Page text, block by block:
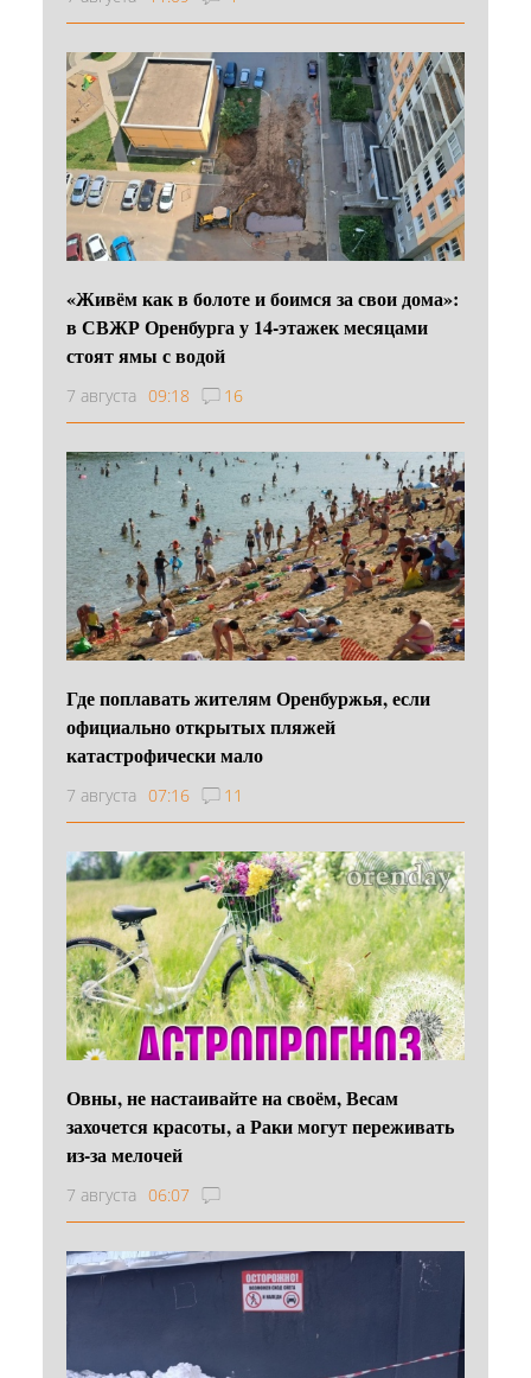
«Живём как в болоте и боимся за свои дома»:
в СВЖР Оренбурга у 14-этажек месяцами
стоят ямы с водой
7 августа 09:18 16
Где поплавать жителям Оренбуржья, если
официально открытых пляжей
катастрофически мало
7 августа 07:16 11
Овны, не настаивайте на своём, Весам
захочется красоты, а Раки могут переживать
из-за мелочей
7 августа 06:07